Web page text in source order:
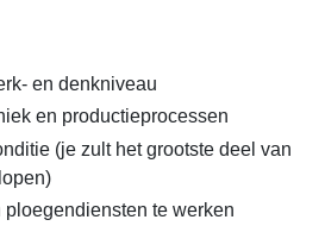
en denkniveau
en productieprocessen
(je zult het grootste deel van
ploegendiensten te werken